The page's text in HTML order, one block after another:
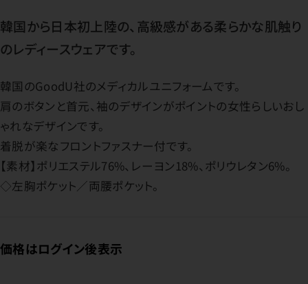
韓国から日本初上陸の、高級感がある柔らかな肌触り
のレディースウェアです。
韓国のGoodU社のメディカルユニフォームです。
肩のボタンと首元、袖のデザインがポイントの女性らしいおし
ゃれなデザインです。
着脱が楽なフロントファスナー付です。
【素材】ポリエステル76%、レーヨン18%、ポリウレタン6%。
◇左胸ポケット／両腰ポケット。
価格はログイン後表示